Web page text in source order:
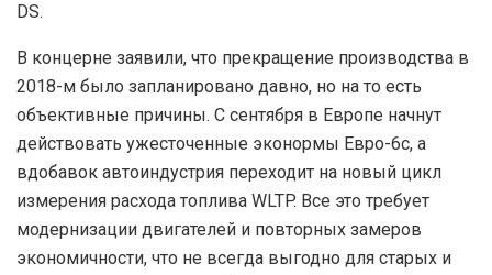
DS.
В концерне заявили, что прекращение производства в
2018-м было запланировано давно, но на то есть
объективные причины. С сентября в Европе начнут
действовать ужесточенные эконормы Евро-6c, а
вдобавок автоиндустрия переходит на новый цикл
измерения расхода топлива WLTP. Все это требует
модернизации двигателей и повторных замеров
экономичности, что не всегда выгодно для старых и